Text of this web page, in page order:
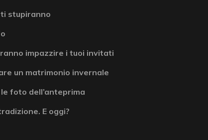
stupiranno
impazzire i tuoi invitati
un matrimonio invernale
foto dell’anteprima
E oggi?